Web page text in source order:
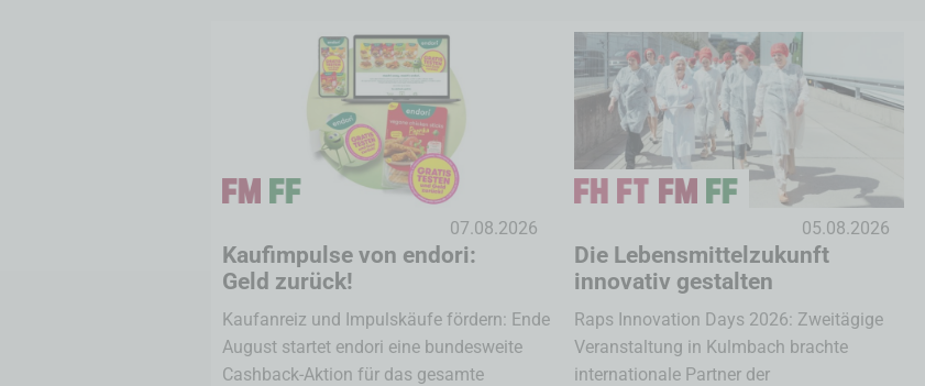
07.08.2026
Kaufimpulse von endori:
Geld zurück!
Kaufanreiz und Impulskäufe fördern: Ende
August startet endori eine bundesweite
Cashback-Aktion für das gesamte
05.08.2026
Die Lebensmittelzukunft
innovativ gestalten
Raps Innovation Days 2026: Zweitägige
Veranstaltung in Kulmbach brachte
internationale Partner der